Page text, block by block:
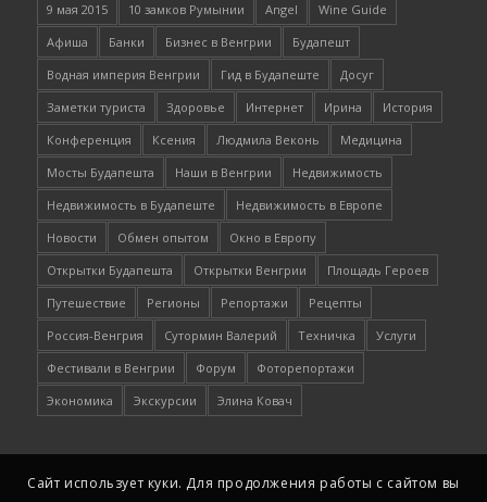
9 мая 2015 10 замков Румынии Angel
Wine Guide
Афиша
Банки Бизнес в Венгрии
Будапешт
Водная империя Венгрии
Гид в Будапеште
Досуг
Заметки туриста
Здоровье Интернет Ирина
История
Конференция
Ксения Людмила Веконь
Медицина
Мосты Будапешта
Наши в Венгрии
Недвижимость
Недвижимость в Будапеште
Недвижимость в Европе
Новости
Обмен опытом
Окно в Европу
Открытки Будапешта
Открытки Венгрии
Площадь Героев
Путешествие
Регионы Репортажи
Рецепты
Россия-Венгрия
Сутормин Валерий Техничка
Услуги
Фестивали в Венгрии
Форум
Фоторепортажи
Экономика
Экскурсии Элина Ковач
Сайт использует куки. Для продолжения работы с сайтом вы